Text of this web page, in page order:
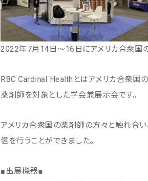
2022年7月14日～16日にアメリカ合衆国
RBC Cardinal Healthとはアメリカ合衆国
薬剤師を対象とした学会兼展示会です。
アメリカ合衆国の薬剤師の方々と触れ合
信を行うことができました。
■出展機器■